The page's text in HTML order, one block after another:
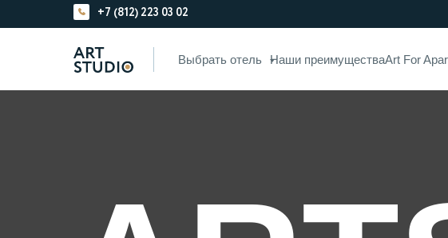
+7 (812) 223 03 02
Выбрать отель Наши преимуществаArt For